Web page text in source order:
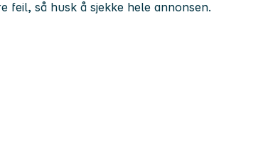
feil, så husk å sjekke hele annonsen.